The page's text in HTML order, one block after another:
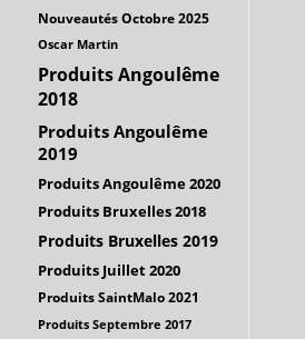
Nouveautés Octobre 2025
Oscar Martin
Produits Angoulême
2018
Produits Angoulême
2019
Produits Angoulême 2020
Produits Bruxelles 2018
Produits Bruxelles 2019
Produits Juillet 2020
Produits SaintMalo 2021
Produits Septembre 2017